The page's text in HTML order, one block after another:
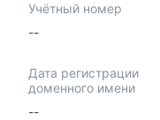
Учётный номер
--
Дата регистрации
доменного имени
--